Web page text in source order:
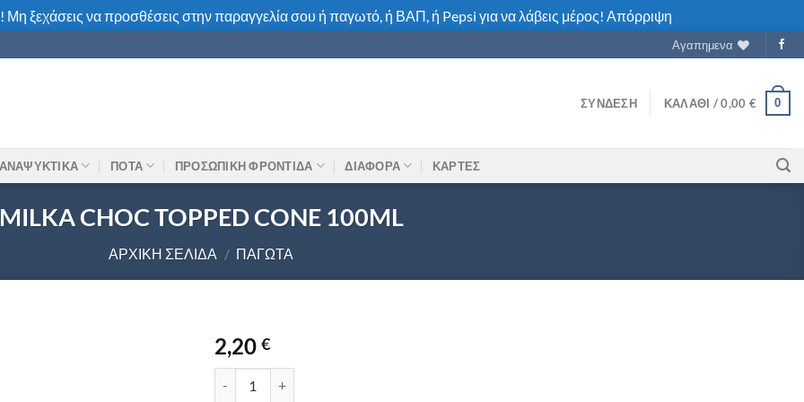
ξεχάσεις να προσθέσεις στην παραγγελία σου ή παγωτό, ή ΒΑΠ, ή Pepsi για να λάβεις μέρος! Απόρριψη
Αγαπημενα
ΣΎΝΔΕΣΗ ΚΑΛΆΘΙ /0,00 € 0
ΑΝΑΨΥΚΤΙΚΑ ΠΟΤΑ ΠΡΟΣΩΠΙΚΗ ΦΡΟΝΤΙΔΑ ΔΙΑΦΟΡΑ ΚΑΡΤΕΣ
MILKA CHOC TOPPED CONE 100ML
ΑΡΧΙΚΉ ΣΕΛΊΔΑ / ΠΑΓΩΤΆ
2,20 €